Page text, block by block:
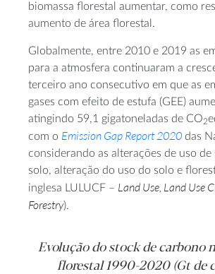
biomassa florestal aumentar, como
aumento de área florestal.
Globalmente, entre 2010 e 2019 as
para a atmosfera continuaram a
terceiro ano consecutivo em que as
gases com efeito de estufa (GEE)
atingindo 59,1 gigatoneladas de CO2
com o Emission Gap Report 2020 das
considerando as alterações de uso de
solo, alteração do uso do solo e
inglesa LULUCF – Land Use, Land Use
Forestry).
Evolução do stockde carbono
florestal 1990-2020 (Gt de